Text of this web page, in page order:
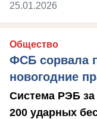
25.01.2026
Общество
ФСБ сорвала
новогодние
Система РЭБ за
200 ударных